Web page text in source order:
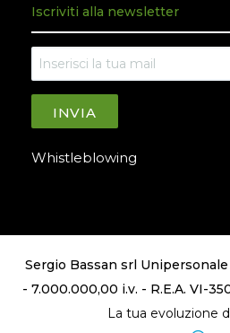
Iscriviti alla newsletter
INVIA
Whistleblowing
Sergio Bassan srl Unipersonale
- 7.000.000,00 i.v. - R.E.A. VI-
La tua evoluzione